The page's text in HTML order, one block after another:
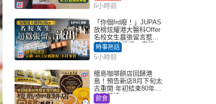
6小時前
「你個frd廢！」JUPAS
放榜炫耀港大醫科Offer
名校女生囂張留言惹眾
怒 醫學院澄清：宣稱
「40.5分獲錄取」不符事
實｜Juicy叮
時事熱話
5小時前
檀島咖啡餅店回歸港
島！預告新店8月下旬太
古重開 年初結束80年歷
史灣仔總店
飲食